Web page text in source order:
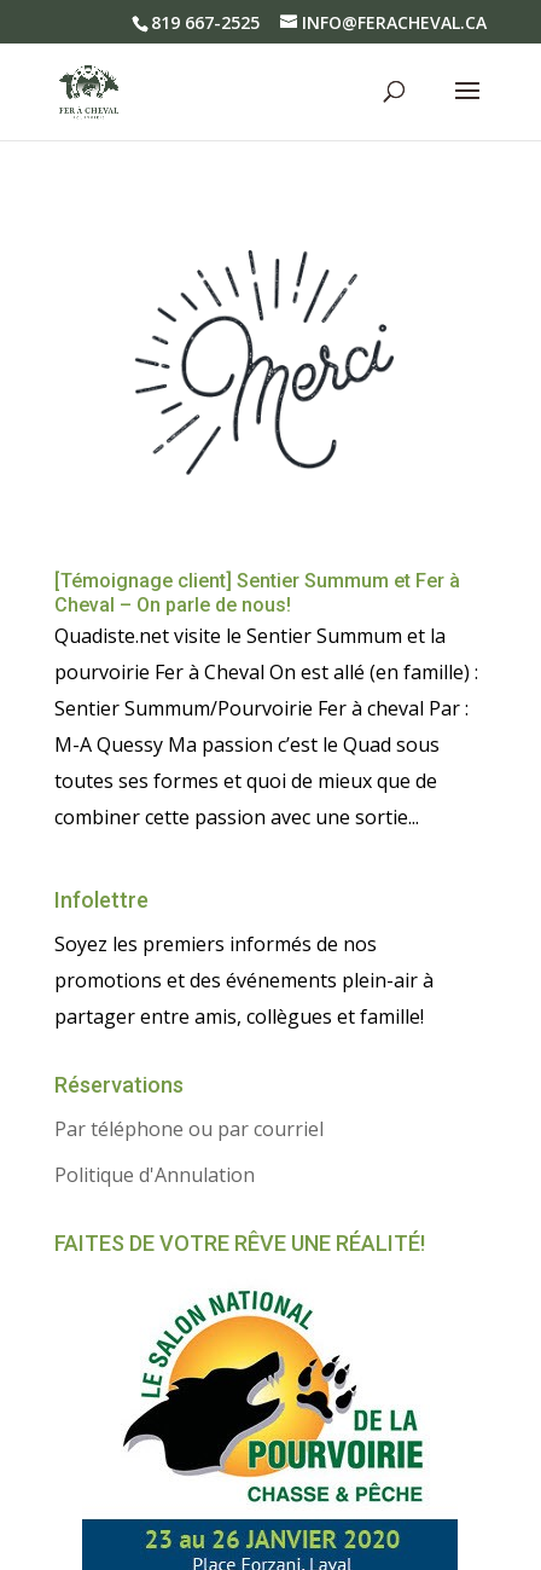
819 667-2525 INFO@FERACHEVAL.CA
[Témoignage client] Sentier Summum et Fer à
Cheval – On parle de nous!
Quadiste.net visite le Sentier Summum et la
pourvoirie Fer à Cheval On est allé (en famille) :
Sentier Summum/Pourvoirie Fer à cheval Par :
M-A Quessy Ma passion c’est le Quad sous
toutes ses formes et quoi de mieux que de
combiner cette passion avec une sortie...
Infolettre
Soyez les premiers informés de nos
promotions et des événements plein-air à
partager entre amis, collègues et famille!
Réservations
Par téléphone ou par courriel
Politique d'Annulation
FAITES DE VOTRE RÊVE UNE RÉALITÉ!